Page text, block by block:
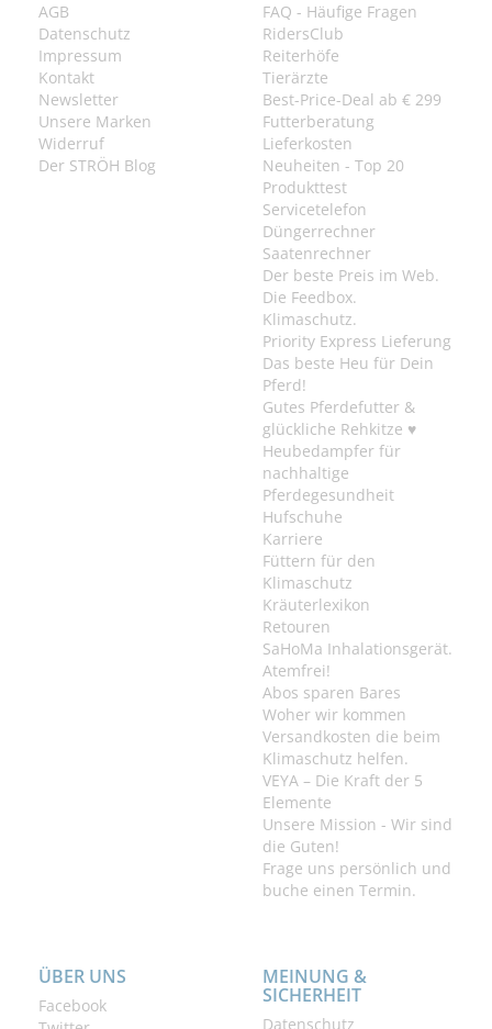
AGB
Datenschutz
Impressum
Kontakt
Newsletter
Unsere Marken
Widerruf
Der STRÖH Blog
FAQ - Häufige Fragen
RidersClub
Reiterhöfe
Tierärzte
Best-Price-Deal ab € 299
Futterberatung
Lieferkosten
Neuheiten - Top 20
Produkttest
Servicetelefon
Düngerrechner
Saatenrechner
Der beste Preis im Web.
Die Feedbox.
Klimaschutz.
Priority Express Lieferung
Das beste Heu für Dein
Pferd!
Gutes Pferdefutter &
glückliche Rehkitze ♥
Heubedampfer für
nachhaltige
Pferdegesundheit
Hufschuhe
Karriere
Füttern für den
Klimaschutz
Kräuterlexikon
Retouren
SaHoMa Inhalationsgerät.
Atemfrei!
Abos sparen Bares
Woher wir kommen
Versandkosten die beim
Klimaschutz helfen.
VEYA – Die Kraft der 5
Elemente
Unsere Mission - Wir sind
die Guten!
Frage uns persönlich und
buche einen Termin.
ÜBER UNS
Facebook
MEINUNG &
SICHERHEIT
Datenschutz